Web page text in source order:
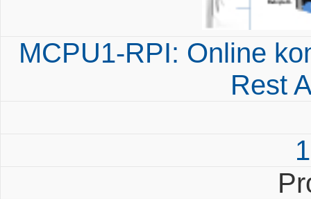
MCPU1-RPI: Online
Rest